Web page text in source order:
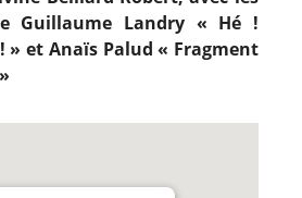
Guillaume Landry « Hé !
! » et Anaïs Palud « Fragment